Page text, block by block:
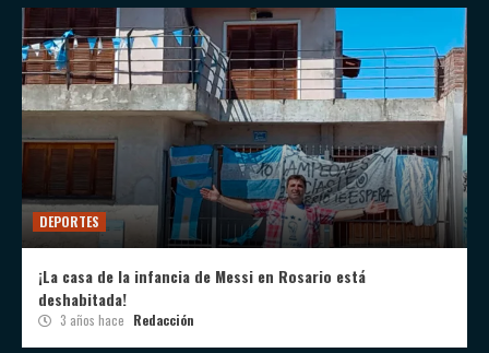
DEPORTES
¡La casa de la infancia de Messi en Rosario está
deshabitada!
3 años hace Redacción